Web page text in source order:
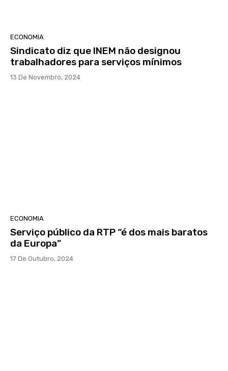
ECONOMIA
Sindicato diz que INEM não designou
trabalhadores para serviços mínimos
13 De Novembro, 2024
ECONOMIA
Serviço público da RTP “é dos mais baratos
da Europa”
17 De Outubro, 2024